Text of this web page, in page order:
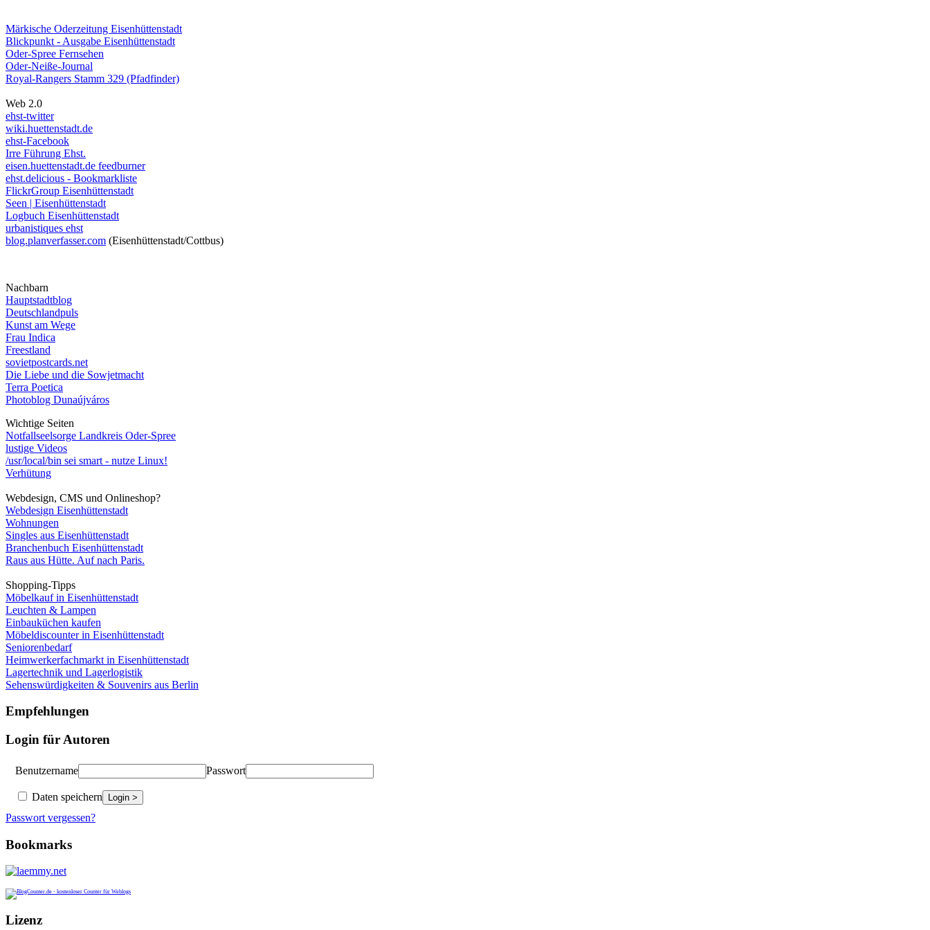
Märkische Oderzeitung Eisenhüttenstadt
Blickpunkt - Ausgabe Eisenhüttenstadt
Oder-Spree Fernsehen
Oder-Neiße-Journal
Royal-Rangers Stamm 329 (Pfadfinder)
Web 2.0
ehst-twitter
wiki.huettenstadt.de
ehst-Facebook
Irre Führung Ehst.
eisen.huettenstadt.de feedburner
ehst.delicious - Bookmarkliste
FlickrGroup Eisenhüttenstadt
Seen | Eisenhüttenstadt
Logbuch Eisenhüttenstadt
urbanistiques ehst
blog.planverfasser.com (Eisenhüttenstadt/Cottbus)
Nachbarn
Hauptstadtblog
Deutschlandpuls
Kunst am Wege
Frau Indica
Freestland
sovietpostcards.net
Die Liebe und die Sowjetmacht
Terra Poetica
Photoblog Dunaújváros
Wichtige Seiten
Notfallseelsorge Landkreis Oder-Spree
lustige Videos
/usr/local/bin sei smart - nutze Linux!
Verhütung
Webdesign, CMS und Onlineshop?
Webdesign Eisenhüttenstadt
Wohnungen
Singles aus Eisenhüttenstadt
Branchenbuch Eisenhüttenstadt
Raus aus Hütte. Auf nach Paris.
Shopping-Tipps
Möbelkauf in Eisenhüttenstadt
Leuchten & Lampen
Einbauküchen kaufen
Möbeldiscounter in Eisenhüttenstadt
Seniorenbedarf
Heimwerkerfachmarkt in Eisenhüttenstadt
Lagertechnik und Lagerlogistik
Sehenswürdigkeiten & Souvenirs aus Berlin
Empfehlungen
Login für Autoren
Benutzername Passwort
Daten speichern
Passwort vergessen?
Bookmarks
Lizenz